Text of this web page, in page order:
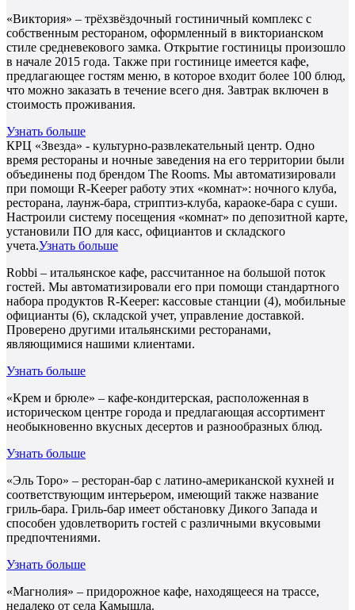
«Виктория» – трёхзвёздочный гостиничный комплекс с
собственным рестораном, оформленный в викторианском
стиле средневекового замка. Открытие гостиницы произошло
в начале 2015 года. Также при гостинице имеется кафе,
предлагающее гостям меню, в которое входит более 100 блюд,
что можно заказать в течение всего дня. Завтрак включен в
стоимость проживания.
Узнать больше
КРЦ «Звезда» - культурно-развлекательный центр. Одно
время рестораны и ночные заведения на его территории были
объединены под брендом The Rooms. Мы автоматизировали
при помощи R-Keeper работу этих «комнат»: ночного клуба,
ресторана, лаунж-бара, стриптиз-клуба, караоке-бара с суши.
Настроили систему посещения «комнат» по депозитной карте,
установили ПО для касс, официантов и складского
учета.Узнать больше
Robbi – итальянское кафе, рассчитанное на большой поток
гостей. Мы автоматизировали его при помощи стандартного
набора продуктов R-Keeper: кассовые станции (4), мобильные
официанты (6), складской учет, управление доставкой.
Проверено другими итальянскими ресторанами,
являющимися нашими клиентами.
Узнать больше
«Крем и брюле» – кафе-кондитерская, расположенная в
историческом центре города и предлагающая ассортимент
необыкновенно вкусных десертов и разнообразных блюд.
Узнать больше
«Эль Торо» – ресторан-бар с латино-американской кухней и
соответствующим интерьером, имеющий также название
гриль-бара. Гриль-бар имеет обстановку Дикого Запада и
способен удовлетворить гостей с различными вкусовыми
предпочтениями.
Узнать больше
«Магнолия» – придорожное кафе, находящееся на трассе,
недалеко от села Камышла.